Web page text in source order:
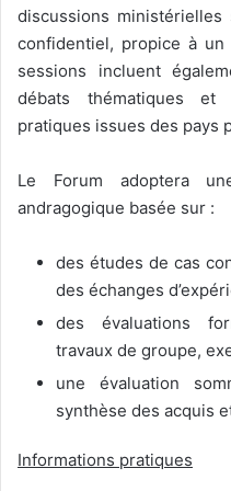
discussions
confidentiel, propice à
sessions incluent
débats thématiques
pratiques issues des pays
Le Forum adoptera
andragogique basée sur :
des études de cas
des échanges
des évaluations
travaux de groupe,
une évaluation
synthèse des acquis
Informations pratiques